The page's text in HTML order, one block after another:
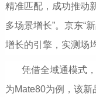
精准匹配，成功推动
多场景增长”。京东“
增长的引擎，实测场
凭借全域通模式
为Mate80为例，该新